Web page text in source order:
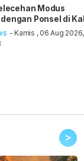
Modus
dengan Ponsel di
- Kamis , 06 Aug 2026,
>